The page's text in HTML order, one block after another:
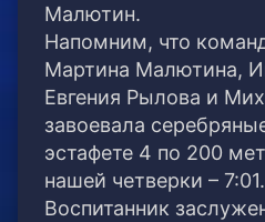
Малютин.
Напомним, что
Мартина Малютина,
Евгения Рылова и
завоевала
эстафете 4 по 200
нашей четверки –
Воспитанник